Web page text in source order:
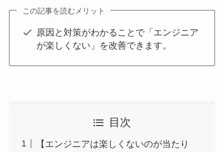
この記事を読むメリット
原因と対策がわかることで「エンジニア
が楽しくない」を改善できます。
目次
【エンジニアは楽しくないのが当たり